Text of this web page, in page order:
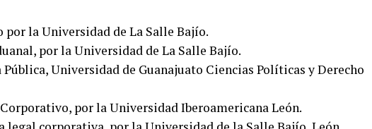
por la Universidad de La Salle Bajío.
por la Universidad de La Salle Bajío.
Universidad de Guanajuato Ciencias Políticas y Derecho
por la Universidad Iberoamericana León.